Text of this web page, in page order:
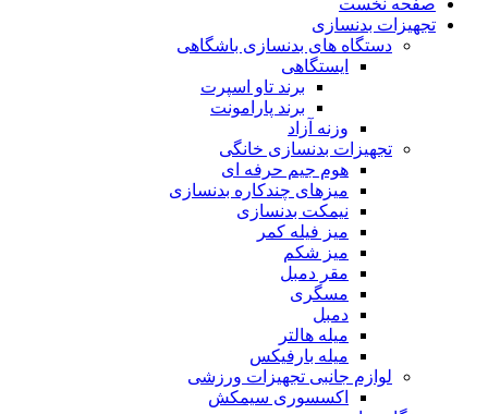
صفحه نخست
تجهیزات بدنسازی
دستگاه های بدنسازی باشگاهی
ایستگاهی
برند تاو اسپرت
برند پارامونت
وزنه آزاد
تجهیزات بدنسازی خانگی
هوم جیم حرفه ای
میزهای چندکاره بدنسازی
نیمکت بدنسازی
میز فیله کمر
میز شکم
مقر دمبل
مسگری
دمبل
میله هالتر
میله بارفیکس
لوازم جانبی تجهیزات ورزشی
اکسسوری سیمکش